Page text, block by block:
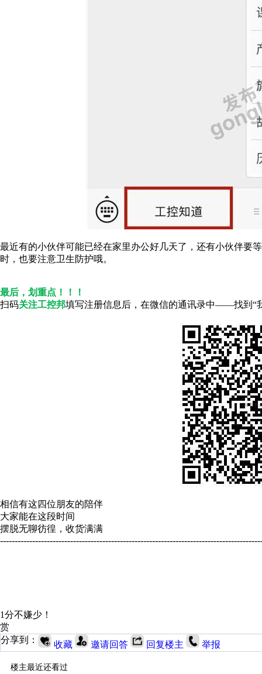
最近有的小伙伴可能已经在家里办公好几天了，还有小伙伴要
时，也要注意卫生防护哦。
最后，划重点！！！
扫码关注工控邦填写注册信息后，在微信的通讯录中——找到“
相信有这四位朋友的陪伴
大家能在这段时间
摆脱无聊彷徨，收货满满
1分不嫌少！
赏
分享到：
收藏 邀请回答 回复楼主 举报
楼主最近还看过